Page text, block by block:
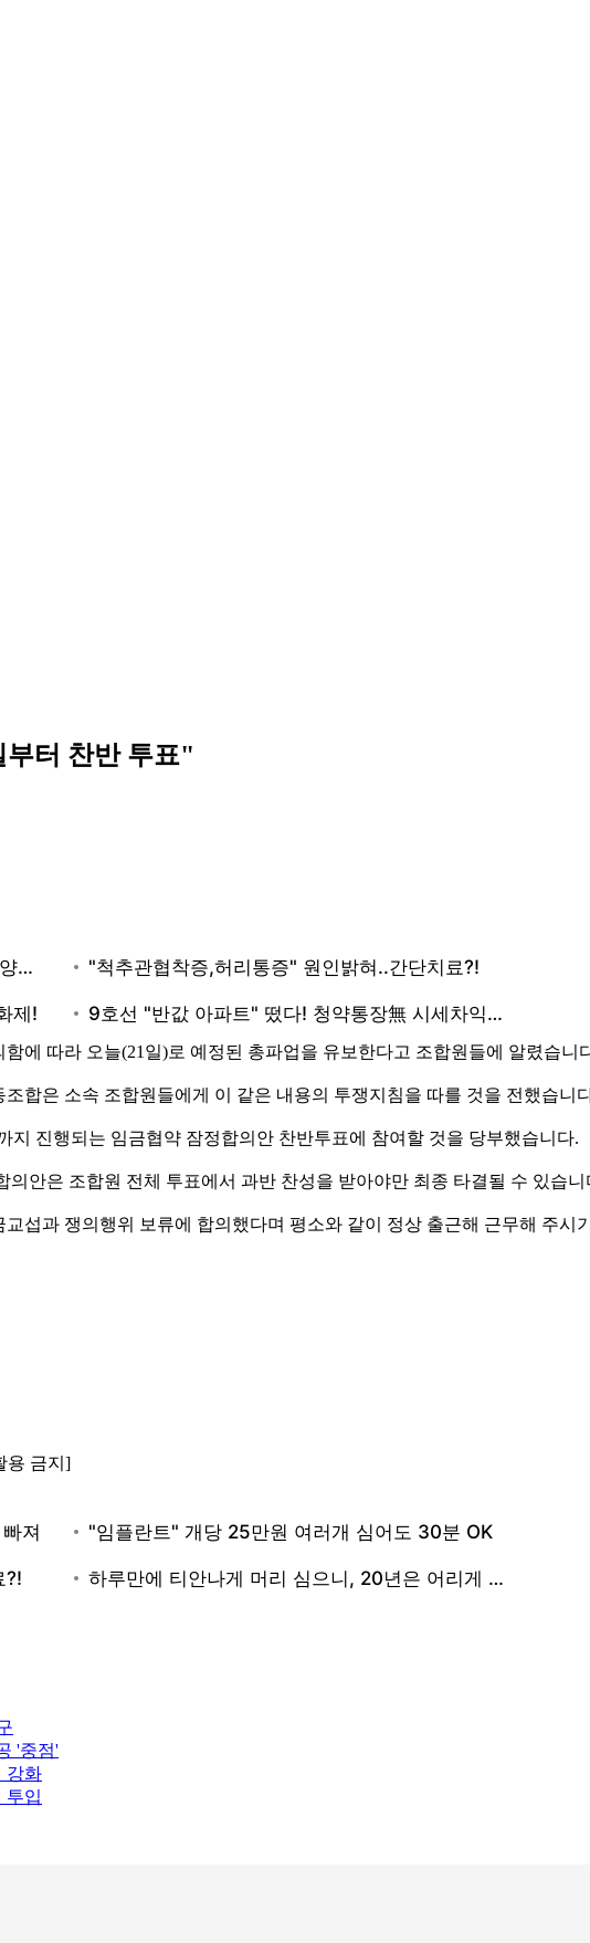
터 찬반 투표"
에 따라 오늘(21일)로 예정된 총파업을 유보한다고 조합원들에 알렸습니
합은 소속 조합원들에게 이 같은 내용의 투쟁지침을 따를 것을 전했습니
지 진행되는 임금협약 잠정합의안 찬반투표에 참여할 것을 당부했습니다.
안은 조합원 전체 투표에서 과반 찬성을 받아야만 최종 타결될 수 있습니
섭과 쟁의행위 보류에 합의했다며 평소와 같이 정상 출근해 근무해 주시
용 금지]
'중점'
강화
투입